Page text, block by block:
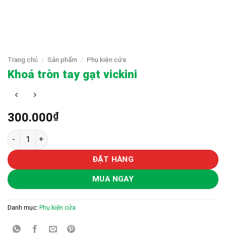
Trang chủ / Sản phẩm / Phụ kiện cửa
Khoá tròn tay gạt vickini
300.000₫
Khoá tròn tay gạt vickini số lượng
ĐẶT HÀNG
MUA NGAY
Danh mục: Phụ kiện cửa